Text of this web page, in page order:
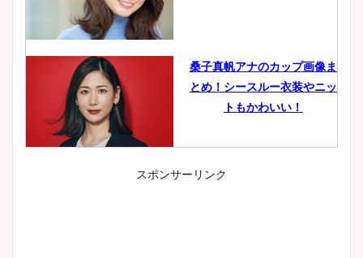
桑子真帆アナのカップ画像ま
とめ！シースルー衣装やニッ
トもかわいい！
小室瑛莉子のカップ画像まと
スポンサーリンク